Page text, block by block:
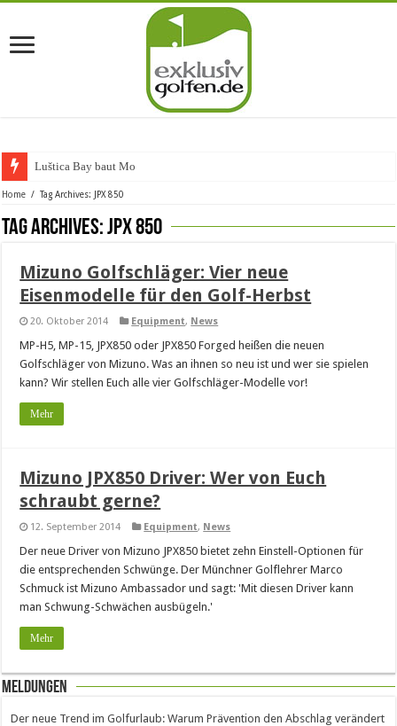
Luštica Bay baut Monten
Home / Tag Archives: JPX 850
Tag Archives:JPX 850
Mizuno Golfschläger: Vier neue
Eisenmodelle für den Golf-Herbst
20. Oktober 2014 Equipment, News
MP-H5, MP-15, JPX850 oder JPX850 Forged heißen die neuen
Golfschläger von Mizuno. Was an ihnen so neu ist und wer sie spielen
kann? Wir stellen Euch alle vier Golfschläger-Modelle vor!
Mehr
Mizuno JPX850 Driver: Wer von Euch
schraubt gerne?
12. September 2014 Equipment, News
Der neue Driver von Mizuno JPX850 bietet zehn Einstell-Optionen für
die entsprechenden Schwünge. Der Münchner Golflehrer Marco
Schmuck ist Mizuno Ambassador und sagt: 'Mit diesen Driver kann
man Schwung-Schwächen ausbügeln.'
Mehr
Meldungen
Der neue Trend im Golfurlaub: Warum Prävention den Abschlag verändert